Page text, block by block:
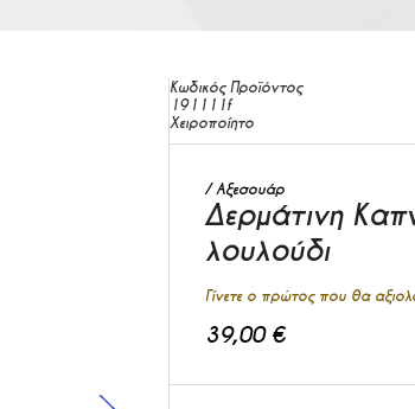
Κωδικός Προϊόντος
191111f
Χειροποίητο
Αξεσουάρ
Δερμάτινη
λουλούδι
Γίνετε ο πρώτος που θα
39,00 €